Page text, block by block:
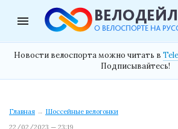
menu
Новости велоспорта можно читать в
Подписывайтесь!
Главная → Шоссейные велогонки
22/02/2023 — 23:19